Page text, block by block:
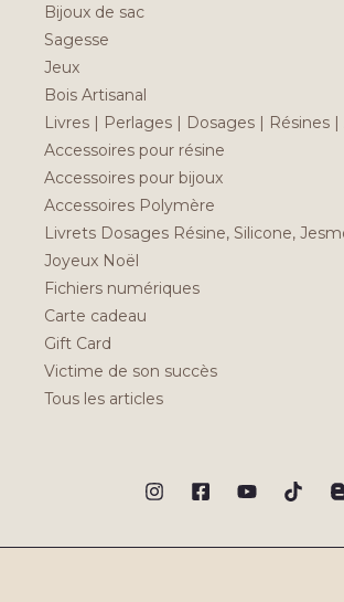
Bijoux de sac
Sagesse
Jeux
Bois Artisanal
Livres | Perlages | Dosages | Résines
Accessoires pour résine
Accessoires pour bijoux
Accessoires Polymère
Livrets Dosages Résine, Silicone,
Joyeux Noël
Fichiers numériques
Carte cadeau
Gift Card
Victime de son succès
Tous les articles